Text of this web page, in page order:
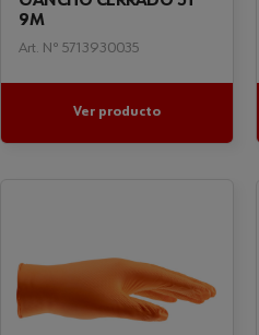
9M
Art. Nº 5713930035
Ver producto